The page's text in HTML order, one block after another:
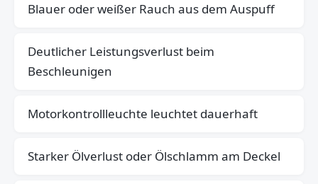
Blauer oder weißer Rauch aus dem Auspuff
Deutlicher Leistungsverlust beim
Beschleunigen
Motorkontrollleuchte leuchtet dauerhaft
Starker Ölverlust oder Ölschlamm am Deckel